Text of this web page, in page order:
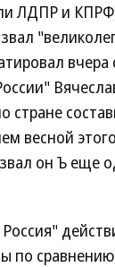
ЛДПР и
вчера
стране
весной
он Ъ еще
по